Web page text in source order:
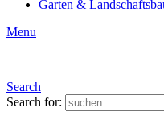
Garten &
Menu
Search
Search for: